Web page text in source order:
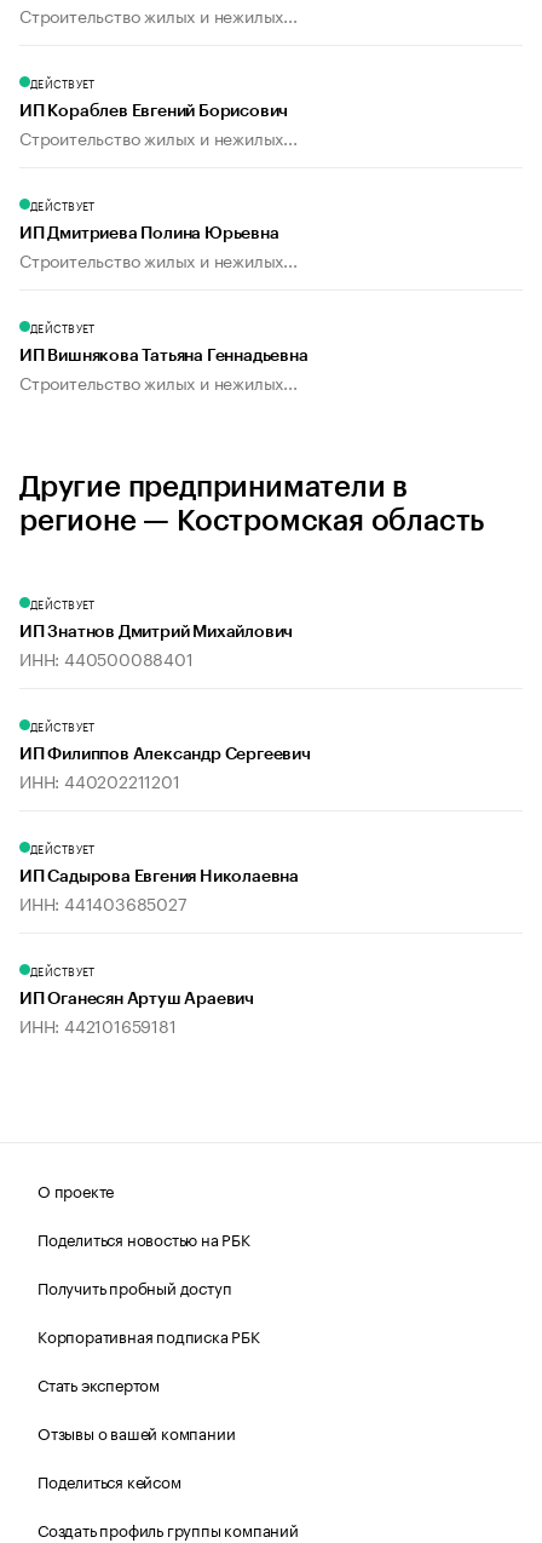
Строительство жилых и нежилых...
ДЕЙСТВУЕТ
ИП Кораблев Евгений Борисович
Строительство жилых и нежилых...
ДЕЙСТВУЕТ
ИП Дмитриева Полина Юрьевна
Строительство жилых и нежилых...
ДЕЙСТВУЕТ
ИП Вишнякова Татьяна Геннадьевна
Строительство жилых и нежилых...
Другие предприниматели в
регионе — Костромская область
ДЕЙСТВУЕТ
ИП Знатнов Дмитрий Михайлович
ИНН: 440500088401
ДЕЙСТВУЕТ
ИП Филиппов Александр Сергеевич
ИНН: 440202211201
ДЕЙСТВУЕТ
ИП Садырова Евгения Николаевна
ИНН: 441403685027
ДЕЙСТВУЕТ
ИП Оганесян Артуш Араевич
ИНН: 442101659181
О проекте
Поделиться новостью на РБК
Получить пробный доступ
Корпоративная подписка РБК
Стать экспертом
Отзывы о вашей компании
Поделиться кейсом
Создать профиль группы компаний